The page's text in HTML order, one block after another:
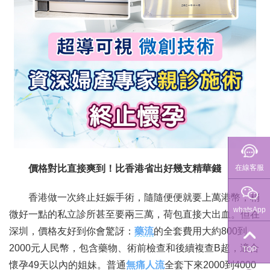
價格對比直接爽到！比香港省出好幾支精華錢
香港做一次終止妊娠手術，隨隨便便就要上萬港幣，稍
微好一點的私立診所甚至要兩三萬，荷包直接大出血。但在
深圳，價格友好到你會驚訝： 藥流的全套費用大約800到
2000元人民幣，包含藥物、術前檢查和後續複查B超，適合
懷孕49天以內的姐妹。普通無痛人流全套下來2000到4000
在線客服
whatsApp
TOP